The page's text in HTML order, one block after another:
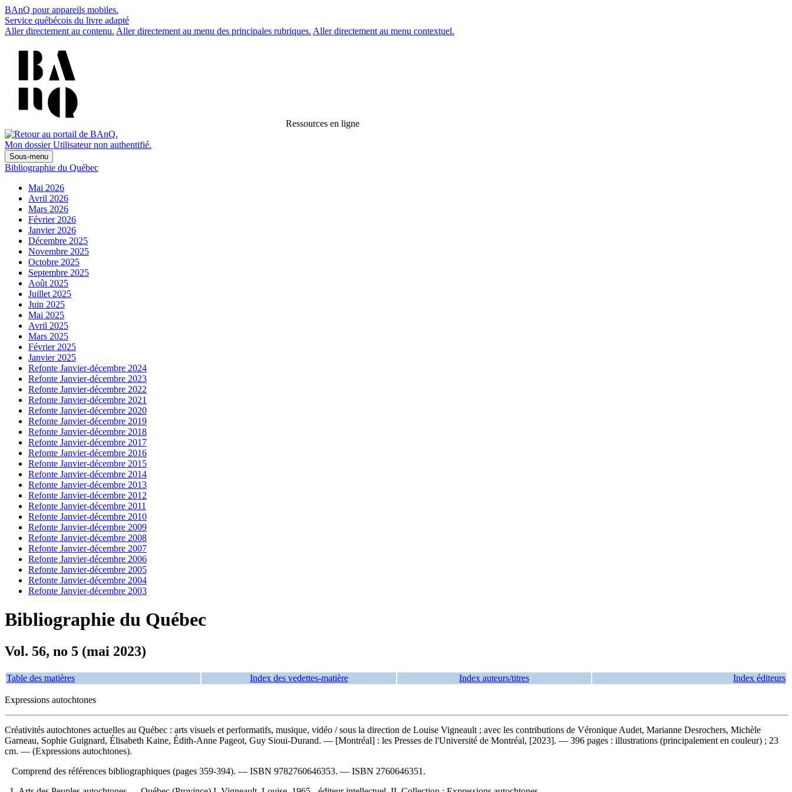
BAnQ pour appareils mobiles.
Service québécois du livre adapté
Aller directement au contenu. Aller directement au menu des principales rubriques. Aller directement au menu contextuel.
Ressources en ligne
Mon dossier Utilisateur non authentifié.
Sous-menu
Bibliographie du Québec
Mai 2026
Avril 2026
Mars 2026
Février 2026
Janvier 2026
Décembre 2025
Novembre 2025
Octobre 2025
Septembre 2025
Août 2025
Juillet 2025
Juin 2025
Mai 2025
Avril 2025
Mars 2025
Février 2025
Janvier 2025
Refonte Janvier-décembre 2024
Refonte Janvier-décembre 2023
Refonte Janvier-décembre 2022
Refonte Janvier-décembre 2021
Refonte Janvier-décembre 2020
Refonte Janvier-décembre 2019
Refonte Janvier-décembre 2018
Refonte Janvier-décembre 2017
Refonte Janvier-décembre 2016
Refonte Janvier-décembre 2015
Refonte Janvier-décembre 2014
Refonte Janvier-décembre 2013
Refonte Janvier-décembre 2012
Refonte Janvier-décembre 2011
Refonte Janvier-décembre 2010
Refonte Janvier-décembre 2009
Refonte Janvier-décembre 2008
Refonte Janvier-décembre 2007
Refonte Janvier-décembre 2006
Refonte Janvier-décembre 2005
Refonte Janvier-décembre 2004
Refonte Janvier-décembre 2003
Bibliographie du Québec
Vol. 56, no 5 (mai 2023)
Table des matières Index des vedettes-matière Index auteurs/titres Index éditeurs
Expressions autochtones
Créativités autochtones actuelles au Québec : arts visuels et performatifs, musique, vidéo / sous la direction de Louise Vigneault ; avec les contributions de Véronique Audet, Marianne Desrochers, Michèle
Garneau, Sophie Guignard, Élisabeth Kaine, Édith-Anne Pageot, Guy Sioui-Durand. — [Montréal] : les Presses de l'Université de Montréal, [2023]. — 396 pages : illustrations (principalement en couleur) ; 23
cm. — (Expressions autochtones).
Comprend des références bibliographiques (pages 359-394). — ISBN 9782760646353. — ISBN 2760646351 .